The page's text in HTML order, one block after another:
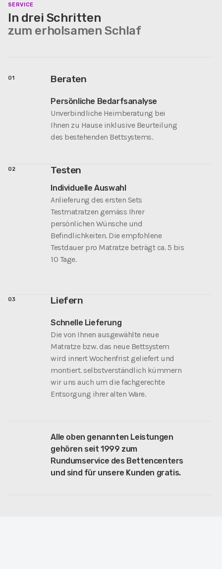
SERVICE
In drei Schritten
zum erholsamen Schlaf
01 Beraten
Persönliche Bedarfsanalyse
Unverbindliche Heimberatung bei
Ihnen zu Hause inklusive Beurteilung
des bestehenden Bettsystems.
02 Testen
Individuelle Auswahl
Anlieferung des ersten Sets
Testmatratzen gemäss Ihrer
persönlichen Wünsche und
Befindlichkeiten. Die empfohlene
Testdauer pro Matratze beträgt ca. 5 bis
10 Tage.
03 Liefern
Schnelle Lieferung
Die von Ihnen ausgewählte neue
Matratze bzw. das neue Bettsystem
wird innert Wochenfrist geliefert und
montiert. selbstverständlich kümmern
wir uns auch um die fachgerechte
Entsorgung ihrer alten Ware.
Alle oben genannten Leistungen
gehören seit 1999 zum
Rundumservice des Bettencenters
und sind für unsere Kunden gratis.